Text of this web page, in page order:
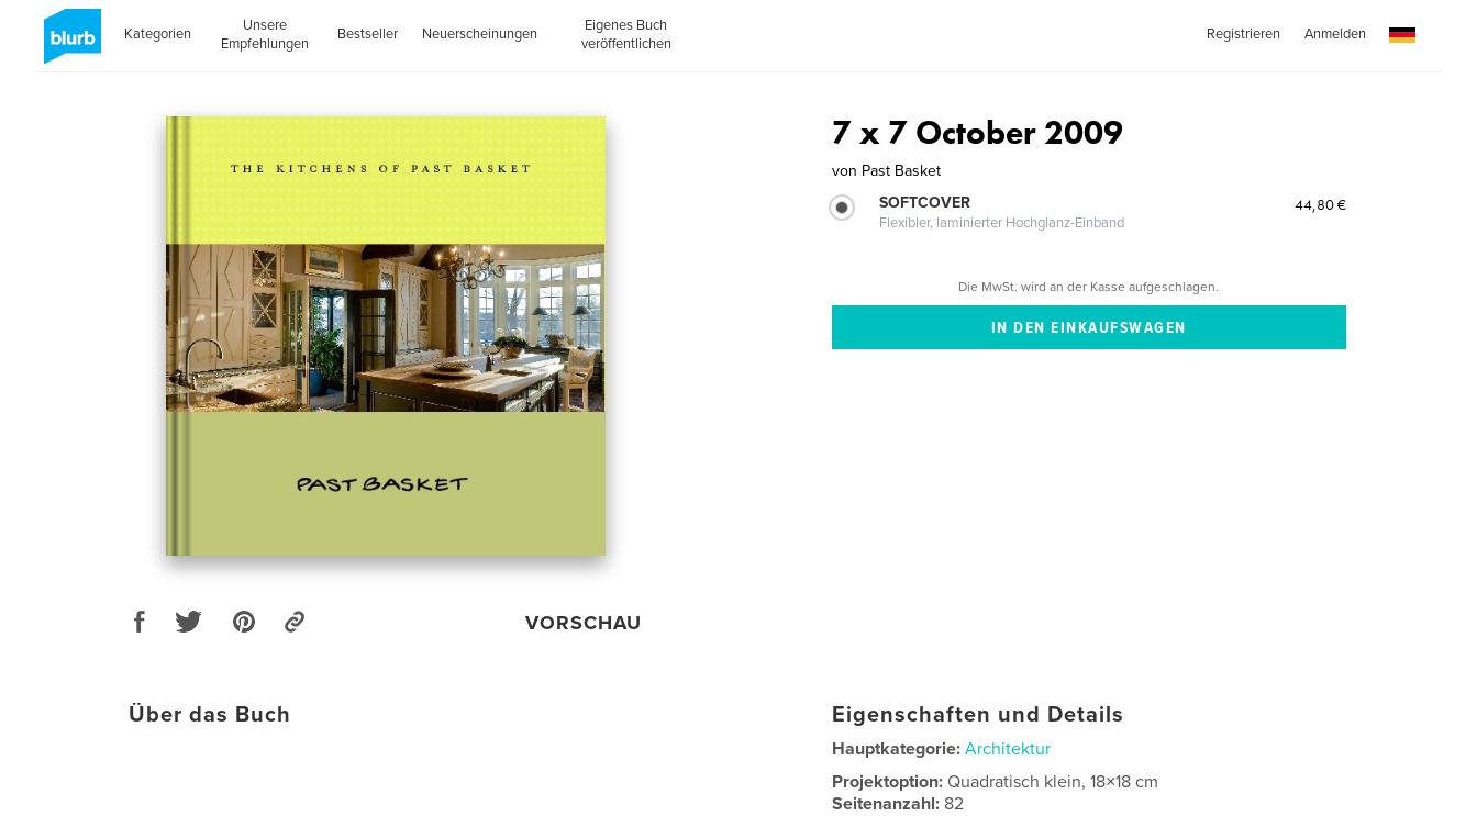
Kategorien
Unsere
Empfehlungen
Bestseller Neuerscheinungen
Eigenes Buch
veröffentlichen
Registrieren Anmelden
VORSCHAU
7 x 7 October 2009
von Past Basket
SOFTCOVER
Flexibler, laminierter Hochglanz-Einband
44,80 €
Die MwSt. wird an der Kasse aufgeschlagen.
Über das Buch Eigenschaften und Details
Hauptkategorie: Architektur
Projektoption:Quadratisch klein, 18×18 cm
Seitenanzahl: 82